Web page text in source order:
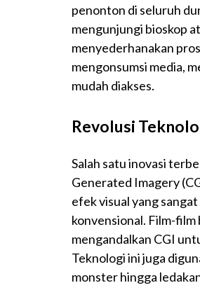
penonton di seluruh
mengunjungi bioskop
menyederhanakan
mengonsumsi media,
mudah diakses.
Revolusi
Salah satu inovasi
Generated Imagery
efek visual yang
konvensional. Film-
mengandalkan CGI
Teknologi ini juga
monster hingga